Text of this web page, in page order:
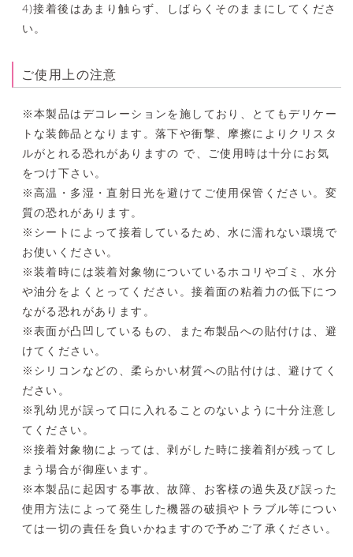
4)接着後はあまり触らず、しばらくそのままにしてくださ
い。
ご使用上の注意
※本製品はデコレーションを施しており、とてもデリケー
トな装飾品となります。落下や衝撃、摩擦によりクリスタ
ルがとれる恐れがありますの で、ご使用時は十分にお気
をつけ下さい。
※高温・多湿・直射日光を避けてご使用保管ください。変
質の恐れがあります。
※シートによって接着しているため、水に濡れない環境で
お使いください。
※装着時には装着対象物についているホコリやゴミ、水分
や油分をよくとってください。接着面の粘着力の低下につ
ながる恐れがあります。
※表面が凸凹しているもの、また布製品への貼付けは、避
けてください。
※シリコンなどの、柔らかい材質への貼付けは、避けてく
ださい。
※乳幼児が誤って口に入れることのないように十分注意し
てください。
※接着対象物によっては、剥がした時に接着剤が残ってし
まう場合が御座います。
※本製品に起因する事故、故障、お客様の過失及び誤った
使用方法によって発生した機器の破損やトラブル等につい
ては一切の責任を負いかねますので予めご了承ください。